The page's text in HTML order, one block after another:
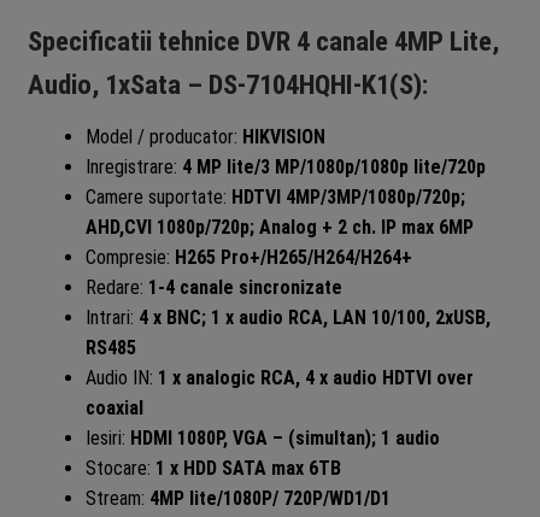
Specificatii tehnice DVR 4 canale 4MP Lite,
Audio, 1xSata – DS-7104HQHI-K1(S):
Model / producator: HIKVISION
Inregistrare: 4 MP lite/3 MP/1080p/1080p lite/720p
Camere suportate: HDTVI 4MP/3MP/1080p/720p;
AHD,CVI 1080p/720p; Analog + 2 ch. IP max 6MP
Compresie: H265 Pro+/H265/H264/H264+
Redare: 1-4 canale sincronizate
Intrari: 4 x BNC; 1 x audio RCA, LAN 10/100, 2xUSB,
RS485
Audio IN: 1 x analogic RCA, 4 x audio HDTVI over
coaxial
Iesiri: HDMI 1080P, VGA – (simultan); 1 audio
Stocare: 1 x HDD SATA max 6TB
Stream: 4MP lite/1080P/ 720P/WD1/D1